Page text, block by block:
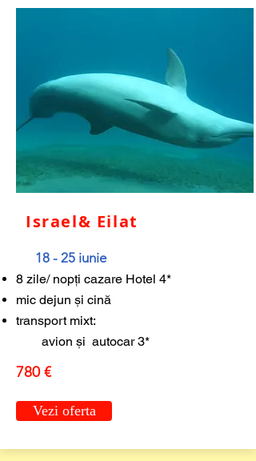
Israel& Eilat
18 - 25 iunie
8 zile/ nopți cazare Hotel 4*
mic dejun și cină
transport mixt:
avion și autocar 3*
780 €
Vezi oferta